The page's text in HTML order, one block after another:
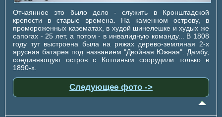
Отчаянное это было дело - служить в Кронштадской
крепости в старые времена. На каменном острову, в
промороженных казематах, в худой шинелешке и худых же
сапогах - 25 лет, а потом - в инвалидную команду... В 1808
году тут выстроена была на ряжах дерево-земляная 2-х
ярусная батарея под названием "Двойная Южная". Дамбу,
соединяющую остров с Котлиным соорудили только в
1890-х.
Следующее фото ->